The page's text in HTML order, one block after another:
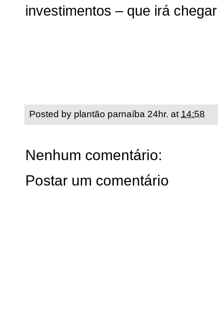
investimentos – que irá
Posted by plantão parnaíba 24hr. at 14:58
Nenhum comentário:
Postar um comentário